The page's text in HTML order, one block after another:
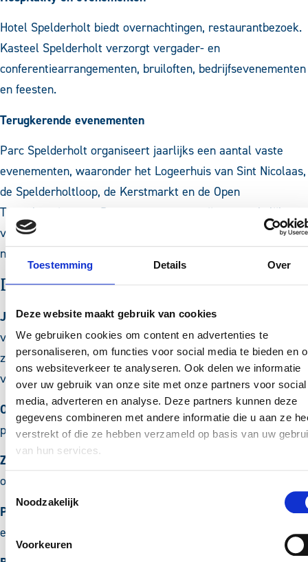
Toestemming Details Over
Deze website maakt gebruik van cookies
We gebruiken cookies om content en advertenties te
personaliseren, om functies voor social media te bieden en
ons websiteverkeer te analyseren. Ook delen we informatie
over uw gebruik van onze site met onze partners voor social
media, adverteren en analyse. Deze partners kunnen deze
gegevens combineren met andere informatie die u aan ze
verstrekt of die ze hebben verzameld op basis van uw
van hun services.
Toestemmingsselectie
Noodzakelijk
Voorkeuren
Hotel Spelderholt biedt overnachtingen, restaurantbezoek.
Kasteel Spelderholt verzorgt vergader- en
conferentiearrangementen, bruiloften, bedrijfsevenementen
en feesten.
Terugkerende evenementen
Parc Spelderholt organiseert jaarlijks een aantal vaste
evenementen, waaronder het Logeerhuis van Sint Nicolaas,
de Spelderholtloop, de Kerstmarkt en de Open
Trouwlocatieroute. Deze evenementen zijn toegankelijk
voor het brede publiek en dragen bij aan de
naamsbekendheid van het Parc in de regio.
Doelgroepen
Jongvolwassenen met een beperkingdie na het VSO een
vierjarig ontwikkelingstraject willen volgen gericht op
zelfstandigheid, zelfvertrouwen en praktische
vaardigheden.
Ouders en verzorgersdie op zoek zijn naar een passende,
praktijkgerichte leeromgeving voor hun kind.
Zakelijke gasten
of bedrijfsbijeenkomsten organiseren.
Particuliere gasten
evenementenlocaties bezoeken.